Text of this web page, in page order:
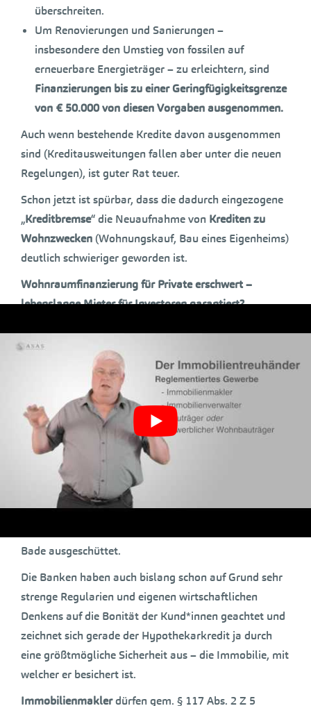
überschreiten.
Um Renovierungen und Sanierungen –
insbesondere den Umstieg von fossilen auf
erneuerbare Energieträger – zu erleichtern, sind
Finanzierungen bis zu einer Geringfügigkeitsgrenze
von € 50.000 von diesen Vorgaben ausgenommen.
Auch wenn bestehende Kredite davon ausgenommen
sind (Kreditausweitungen fallen aber unter die neuen
Regelungen), ist guter Rat teuer.
Schon jetzt ist spürbar, dass die dadurch eingezogene
„Kreditbremse“ die Neuaufnahme von Krediten zu
Wohnzwecken (Wohnungskauf, Bau eines Eigenheims)
deutlich schwieriger geworden ist.
Wohnraumfinanzierung für Private erschwert –
lebenslange Mieter für Investoren garantiert?
Dadurch, dass die gewerbliche Wohnbaufinanzierung
von der FMA-Verordnung nicht berührt wird, also
Investoren Wohnungen weiterhin kreditfinanziert
errichten können, um sie jenen zu vermieten, die die
Finanzierung nun nicht mehr schaffen, werden
potentielle, künftige Eigentümer in lebenslange Mieter
verwandelt und die Idee eines Volkes von Eigentümern
(das dadurch wirtschaftliche Krisen deutlich besser
meistern könnte) verhindert.
Die gute Idee Familien vor Kreditabenteuern zu
Bade ausgeschüttet.
Die Banken haben auch bislang schon auf Grund sehr
strenge Regularien und eigenen wirtschaftlichen
Denkens auf die Bonität der Kund*innen geachtet und
zeichnet sich gerade der Hypothekarkredit ja durch
eine größtmögliche Sicherheit aus – die Immobilie, mit
welcher er besichert ist.
Immobilienmaklerdürfen gem. § 117 Abs. 2 Z 5